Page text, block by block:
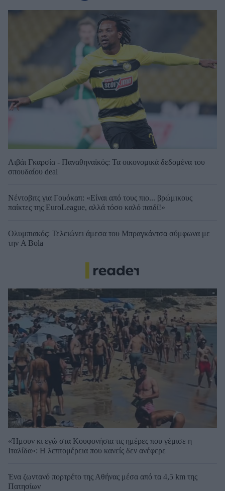
Λιβάι Γκαρσία - Παναθηναϊκός: Τα οικονομικά δεδομένα του
σπουδαίου deal
Νέντοβιτς για Γουόκαπ: «Είναι από τους πιο... βρώμικους
παίκτες της EuroLeague, αλλά τόσο καλό παιδί!»
Ολυμπιακός: Τελειώνει άμεσα του Μπραγκάντσα σύμφωνα με
την A Bola
«Ήμουν κι εγώ στα Κουφονήσια τις ημέρες που γέμισε η
Ιταλίδα»: Η λεπτομέρεια που κανείς δεν ανέφερε
Ένα ζωντανό πορτρέτο της Αθήνας μέσα από τα 4,5 km της
Πατησίων